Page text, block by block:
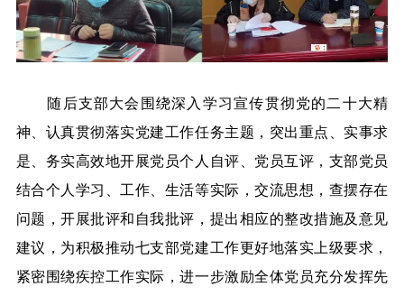
随后支部大会围绕深入学习宣传贯彻党的二十大精
神、认真贯彻落实党建工作任务主题，突出重点、实事求
是、务实高效地开展党员个人自评、党员互评，支部党员
结合个人学习、工作、生活等实际，交流思想，查摆存在
问题，开展批评和自我批评，提出相应的整改措施及意见
建议，为积极推动七支部党建工作更好地落实上级要求，
紧密围绕疾控工作实际，进一步激励全体党员充分发挥先